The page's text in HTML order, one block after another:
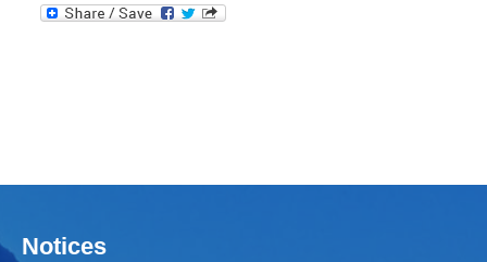
Notices